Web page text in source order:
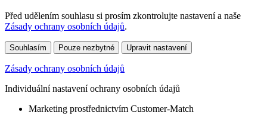
Před udělením souhlasu si prosím zkontrolujte nastavení a naše
Zásady ochrany osobních údajů.
Souhlasím Pouze nezbytné Upravit nastavení
Zásady ochrany osobních údajů
Individuální nastavení ochrany osobních údajů
Marketing prostřednictvím Customer-Match